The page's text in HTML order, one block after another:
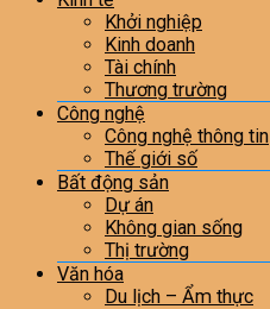
Khởi nghiệp
Kinh doanh
Tài chính
Thương trường
Công nghệ
Công nghệ thông tin
Thế giới số
Bất động sản
Dự án
Không gian sống
Thị trường
Văn hóa
Du lịch – Ẩm thực